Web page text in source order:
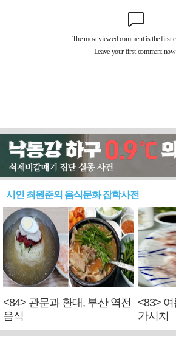
시인 최원준의 음식문화 잡학사전
<84> 관문과 환대, 부산 역전
음식
<83>
가시치